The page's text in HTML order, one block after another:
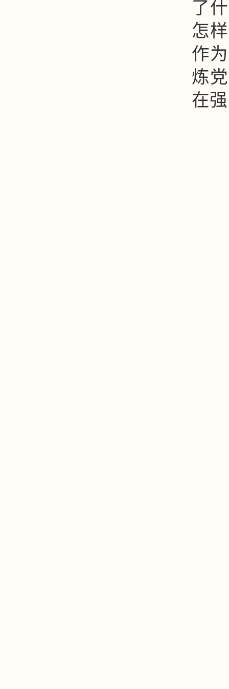
了
怎
作
炼
在